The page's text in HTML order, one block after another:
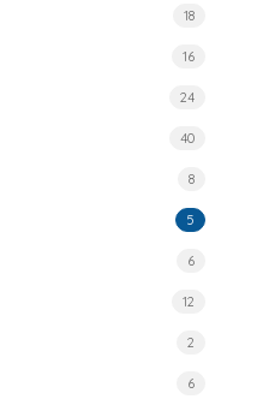
18
16
24
40
8
5
6
12
2
6